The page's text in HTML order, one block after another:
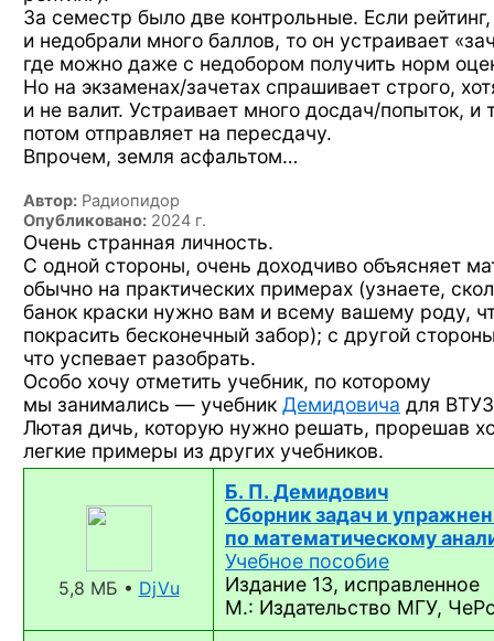
За семестр было две контрольные. Если рейтинг,
и недобрали много баллов, то он устраивает
где можно даже с недобором получить норм
Но на экзаменах/зачетах спрашивает строго,
и не валит. Устраивает много досдач/попыток, и
потом отправляет на пересдачу.
Впрочем, земля асфальтом…
Автор: Радиопидор
Опубликовано: 2024 г.
Очень странная личность.
С одной стороны, очень доходчиво объясняет
обычно на практических примерах (узнаете,
банок краски нужно вам и всему вашему роду,
покрасить бесконечный забор); с другой
что успевает разобрать.
Особо хочу отметить учебник, по которому
мы занимались — учебник Демидовича для
Лютая дичь, которую нужно решать, прорешав
легкие примеры из других учебников.
5,8 МБ • DjVu
Б. П. Демидович
Сборник задач и
по математическому
Учебное пособие
Издание 13, исправленное
М.: Издательство МГУ,